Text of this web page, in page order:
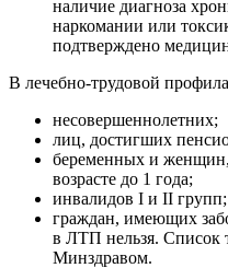
наличие диагноза
наркомании или
подтверждено
В лечебно-трудовой
несовершеннолетних;
лиц, достигших
беременных и
возрасте до 1 года;
инвалидов I и II групп;
граждан, имеющих
в ЛТП нельзя. Список
Минздравом.